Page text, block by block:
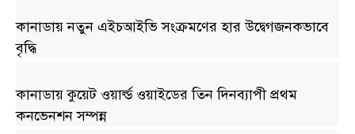
কানাডায় নতুন এইচআইভি সংক্রমণের হার উদ্বেগজনকভাবে
বৃদ্ধি
কানাডায় কুয়েট ওয়ার্ল্ড ওয়াইডের তিন দিনব্যাপী প্রথম
কনভেনশন সম্পন্ন